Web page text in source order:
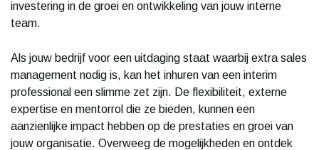
investering in de groei en ontwikkeling van jouw interne
team.
Als jouw bedrijf voor een uitdaging staat waarbij extra sales
management nodig is, kan het inhuren van een interim
professional een slimme zet zijn. De flexibiliteit, externe
expertise en mentorrol die ze bieden, kunnen een
aanzienlijke impact hebben op de prestaties en groei van
jouw organisatie. Overweeg de mogelijkheden en ontdek